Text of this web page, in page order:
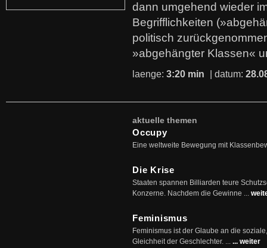
dann umgehend wieder
Begrifflichkeiten
politisch
»abgehängter Klassen«
laenge: 3:20 min | datum:
aktuelle themen
Occupy
Eine weltweite Bewegung mit
Die Krise
Staaten spannen Billiarden teure
Konzerne. Nachdem die Gewinne ...
Feminismus
Feminismus ist der Glaube an die
Gleichheit der Geschlechter. ... ... weiter